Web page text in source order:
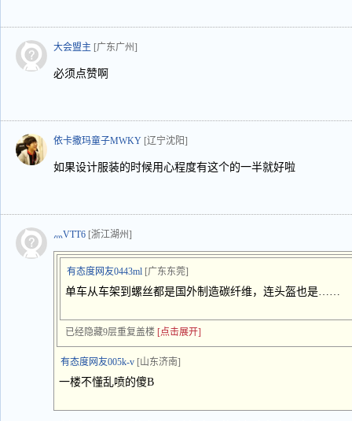
大会盟主 [广东广州]
必须点赞啊
依卡撒玛童子MWKY [辽宁沈阳]
如果设计服装的时候用心程度有这个的一半就好啦
灬VTT6 [浙江湖州]
有态度网友0443ml [广东东莞]
单车从车架到螺丝都是国外制造碳纤维，连头盔也是……
已经隐藏9层重复盖楼 [点击展开]
有态度网友005k-v [山东济南]
一楼不懂乱喷的傻B